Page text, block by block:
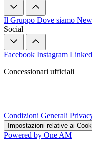
Il Gruppo Dove siamo
Social
Facebook Instagram
Concessionari ufficiali
Condizioni Generali
Impostazioni relative ai
Powered by One AM